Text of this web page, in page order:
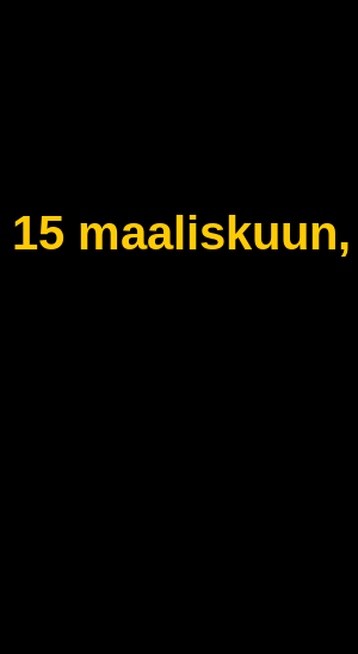
15 maaliskuun,